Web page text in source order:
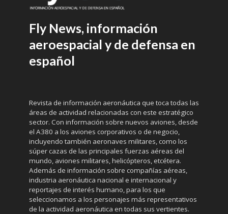
Fly News, información
aeroespacial y de defensa en
español
Revista de información aeronáutica que toca todas las
áreas de actividad relacionadas con este estratégico
sector. Con información sobre nuevos aviones, desde
el A380 a los aviones corporativos o de negocio,
incluyendo también aeronaves militares, como los
súper cazas de las principales fuerzas aéreas del
mundo, aviones militares, helicópteros, etcétera.
Además de información sobre compañías aéreas,
industria aeronáutica nacional e internacional y
reportajes de interés humano, para los que
seleccionamos a los personajes más representativos
de la actividad aeronáutica en todas sus vertientes.